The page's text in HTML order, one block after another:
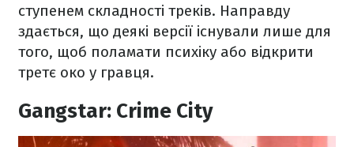
ступенем складності треків. Направду
здається, що деякі версії існували лише для
того, щоб поламати психіку або відкрити
третє око у гравця.
Gangstar: Crime City